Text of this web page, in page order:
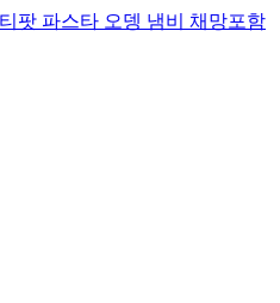
팟 파스타 오뎅 냄비 채망포함